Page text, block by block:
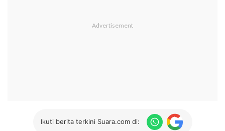
Ikuti berita terkini Suara.com di: